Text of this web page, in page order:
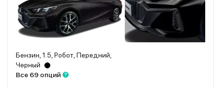
Бензин, 1.5, Робот, Передний,
Черный
Все 69 опций